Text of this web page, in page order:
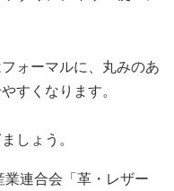
ォーマルに、丸みのあ
すくなります。
しょう。
連合会「革・レザー